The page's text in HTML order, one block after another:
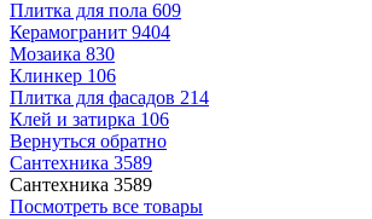
Плитка для пола 609
Керамогранит 9404
Мозаика 830
Клинкер 106
Плитка для фасадов 214
Клей и затирка 106
Вернуться обратно
Сантехника 3589
Сантехника 3589
Посмотреть все товары